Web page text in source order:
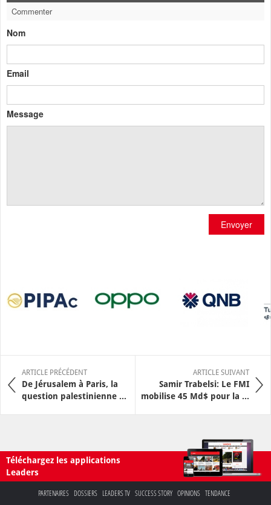
Commenter
Nom
Email
Message
Envoyer
ARTICLE PRÉCÉDENT
De Jérusalem à Paris, la
question palestinienne ...
ARTICLE SUIVANT
Samir Trabelsi: Le FMI
mobilise 45 Md$ pour la ...
Téléchargez les applications
Leaders
PARTENAIRES DOSSIERS LEADERS TV SUCCESS STORY OPINIONS TENDANCE